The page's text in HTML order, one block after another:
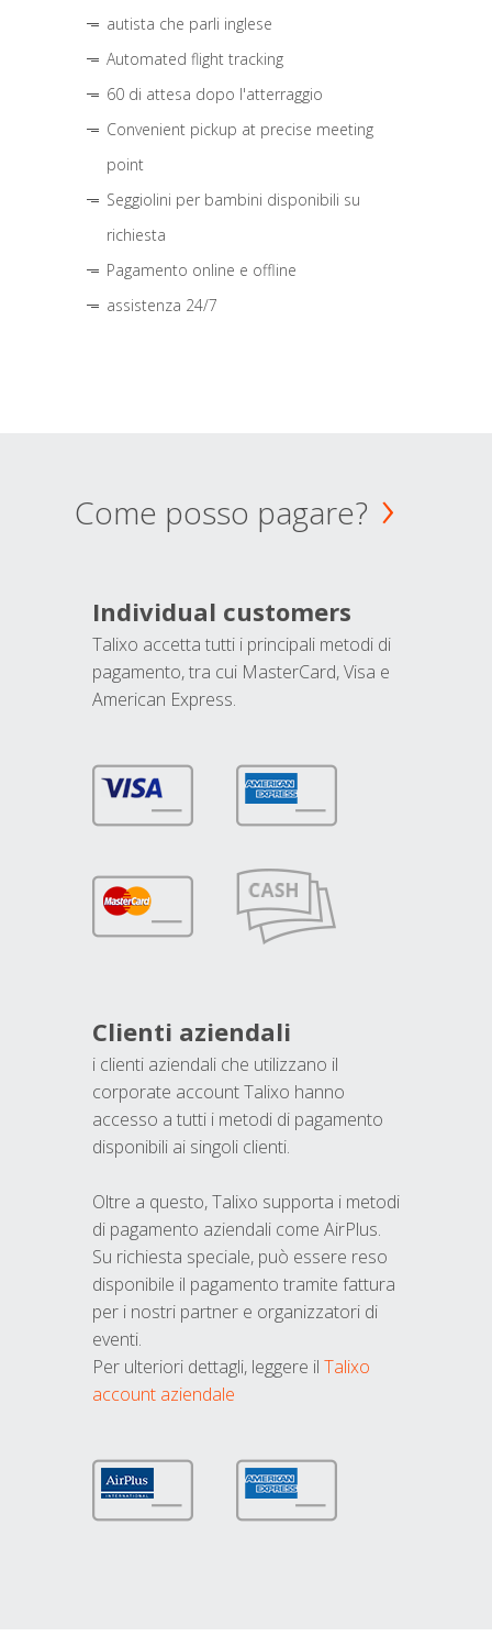
autista che parli inglese
Automated flight tracking
60 di attesa dopo l'atterraggio
Convenient pickup at precise meeting
point
Seggiolini per bambini disponibili su
richiesta
Pagamento online e offline
assistenza 24/7
Come posso pagare?
Individual customers
Talixo accetta tutti i principali metodi di
pagamento, tra cui MasterCard, Visa e
American Express.
Clienti aziendali
i clienti aziendali che utilizzano il
corporate account Talixo hanno
accesso a tutti i metodi di pagamento
disponibili ai singoli clienti.
Oltre a questo, Talixo supporta i metodi
di pagamento aziendali come AirPlus.
Su richiesta speciale, può essere reso
disponibile il pagamento tramite fattura
per i nostri partner e organizzatori di
eventi.
Per ulteriori dettagli, leggere il Talixo
account aziendale